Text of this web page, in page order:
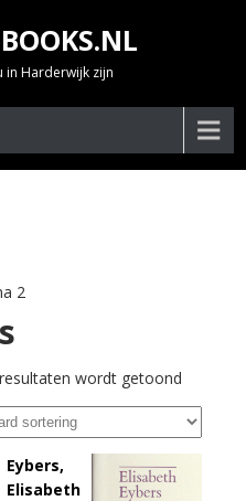
in Harderwijk zijn
2
wordt getoond
Eybers,
Elisabeth